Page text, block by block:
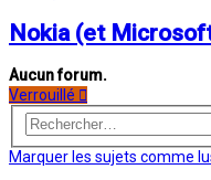
Nokia (et
Aucun forum.
Verrouillé
Marquer les sujets comme